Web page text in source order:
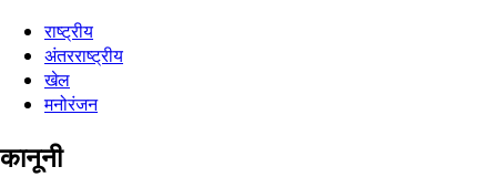
राष्ट्रीय
अंतरराष्ट्रीय
खेल
मनोरंजन
कानूनी